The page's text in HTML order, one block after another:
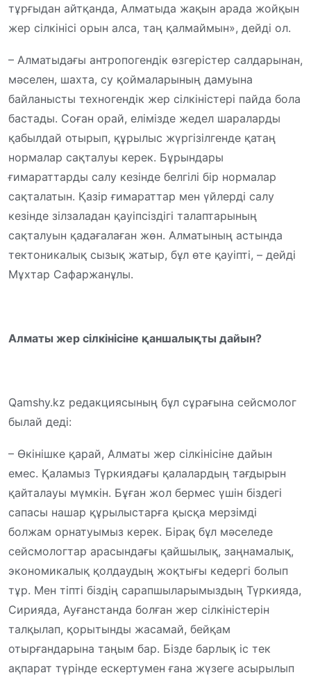
тұрғыдан айтқанда, Алматыда жақын арада жойқын
жер сілкінісі орын алса, таң қалмаймын», дейді ол.
– Алматыдағы антропогендік өзгерістер салдарынан,
мәселен, шахта, су қоймаларының дамуына
байланысты техногендік жер сілкіністері пайда бола
бастады. Соған орай, елімізде жедел шараларды
қабылдай отырып, құрылыс жүргізілгенде қатаң
нормалар сақталуы керек. Бұрындары
ғимараттарды салу кезінде белгілі бір нормалар
сақталатын. Қазір ғимараттар мен үйлерді салу
кезінде зілзаладан қауіпсіздігі талаптарының
сақталуын қадағалаған жөн. Алматының астында
тектоникалық сызық жатыр, бұл өте қауіпті, – дейді
Мұхтар Сафаржанұлы.
Алматы жер сілкінісіне қаншалықты дайын?
Qamshy.kz редакциясының бұл сұрағына сейсмолог
былай деді:
– Өкінішке қарай, Алматы жер сілкінісіне дайын
емес. Қаламыз Түркиядағы қалалардың тағдырын
қайталауы мүмкін. Бұған жол бермес үшін біздегі
сапасы нашар құрылыстарға қысқа мерзімді
болжам орнатуымыз керек. Бірақ бұл мәселеде
сейсмологтар арасындағы қайшылық, заңнамалық,
экономикалық қолдаудың жоқтығы кедергі болып
тұр. Мен тіпті біздің сарапшыларымыздың Түркияда,
Сирияда, Ауғанстанда болған жер сілкіністерін
талқылап, қорытынды жасамай, бейқам
отырғандарына таңым бар. Бізде барлық іс тек
ақпарат түрінде ескертумен ғана жүзеге асырылып